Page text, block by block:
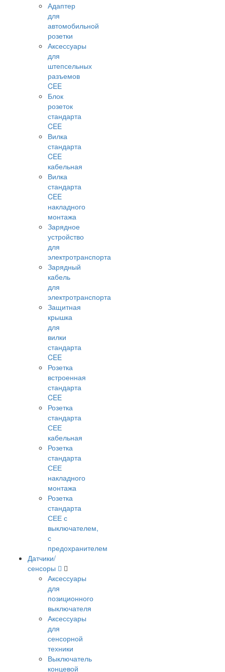
Адаптер
для
автомобильной
розетки
Аксессуары
для
штепсельных
разъемов
CEE
Блок
розеток
стандарта
CEE
Вилка
стандарта
CEE
кабельная
Вилка
стандарта
CEE
накладного
монтажа
Зарядное
устройство
для
электротранспорта
Зарядный
кабель
для
электротранспорта
Защитная
крышка
для
вилки
стандарта
CEE
Розетка
встроенная
стандарта
CEE
Розетка
стандарта
СЕЕ
кабельная
Розетка
стандарта
СЕЕ
накладного
монтажа
Розетка
стандарта
СЕЕ с
выключателем,
с
предохранителем
Датчики/
сенсоры
Аксессуары
для
позиционного
выключателя
Аксессуары
для
сенсорной
техники
Выключатель
концевой